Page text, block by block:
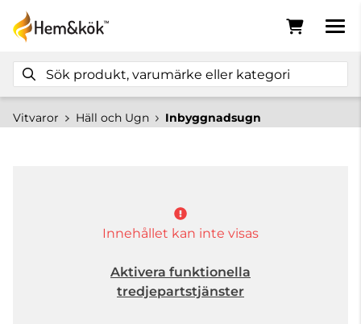
Vitvaror Häll och Ugn Inbyggnadsugn
Innehållet kan inte visas
Aktivera funktionella
tredjepartstjänster